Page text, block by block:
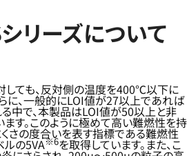
リーズについて
ても、反対側の温度を400℃以下に
に、一般的にLOI値が27以上であれば
中で、本製品はLOI値が50以上と非
す。このように極めて高い難燃性を持
さの度合いを表す指標である難燃性
ルの5VA※6を取得しています。また、こ